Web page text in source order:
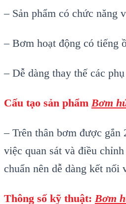
– Sản phẩm có chức năng
– Bơm hoạt động có tiếng
– Dễ dàng thay thế các
Cấu tạo sản phẩm Bơm h
– Trên thân bơm được gắn
việc quan sát và điều
chuẩn nên dễ dàng kết nối
Thông số kỹ thuật:Bơm h